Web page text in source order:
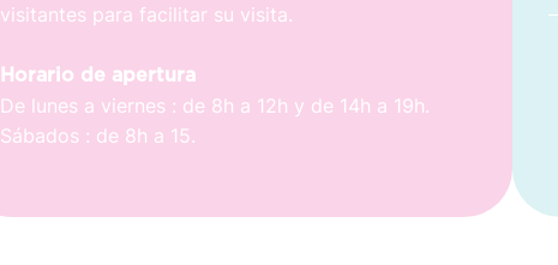
visitantes para facilitar su visita.
Horario de apertura
De lunes a viernes : de 8h a 12h y de 14h a 19h.
Sábados : de 8h a 15.